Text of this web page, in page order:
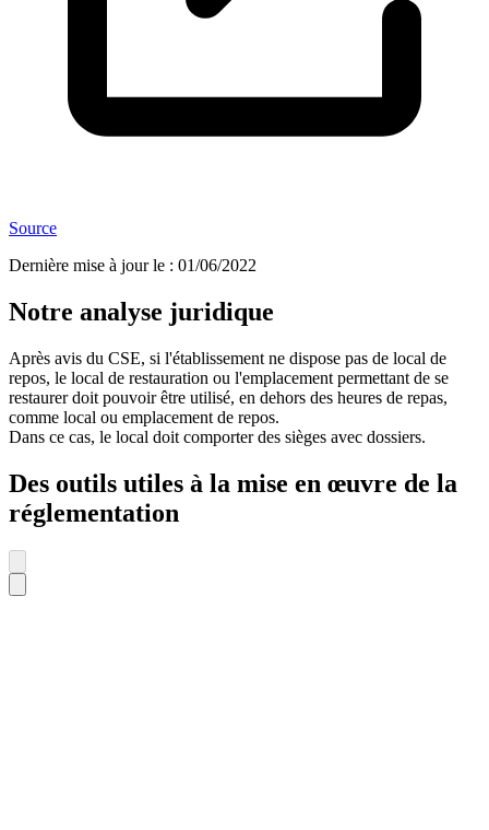
Source
Dernière mise à jour le : 01/06/2022
Notre analyse juridique
Après avis du CSE, si l'établissement ne dispose pas de local de
repos, le local de restauration ou l'emplacement permettant de se
restaurer doit pouvoir être utilisé, en dehors des heures de repas,
comme local ou emplacement de repos.
Dans ce cas, le local doit comporter des sièges avec dossiers.
Des outils utiles à la mise en œuvre de la
réglementation